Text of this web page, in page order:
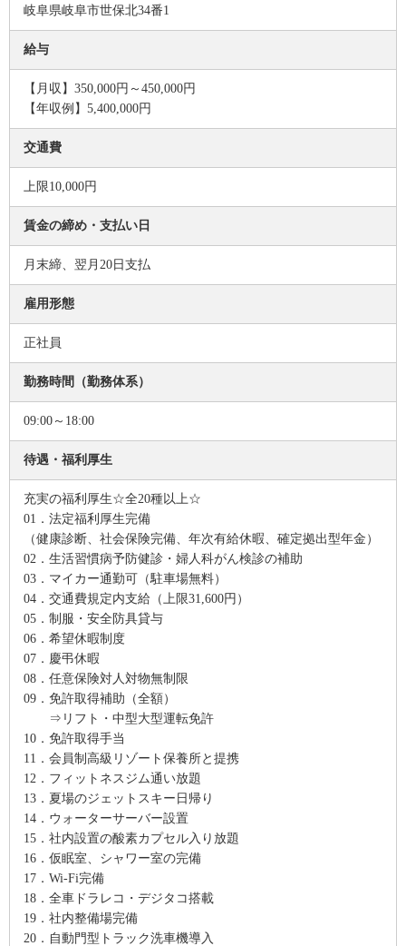
岐阜県岐阜市世保北34番1
給与
【月収】350,000円～450,000円
【年収例】5,400,000円
交通費
上限10,000円
賃金の締め・支払い日
月末締、翌月20日支払
雇用形態
正社員
勤務時間（勤務体系）
09:00～18:00
待遇・福利厚生
充実の福利厚生☆全20種以上☆
01．法定福利厚生完備
（健康診断、社会保険完備、年次有給休暇、確定拠出型年金）
02．生活習慣病予防健診・婦人科がん検診の補助
03．マイカー通勤可（駐車場無料）
04．交通費規定内支給（上限31,600円）
05．制服・安全防具貸与
06．希望休暇制度
07．慶弔休暇
08．任意保険対人対物無制限
09．免許取得補助（全額）
⇒リフト・中型大型運転免許
10．免許取得手当
11．会員制高級リゾート保養所と提携
12．フィットネスジム通い放題
13．夏場のジェットスキー日帰り
14．ウォーターサーバー設置
15．社内設置の酸素カプセル入り放題
16．仮眠室、シャワー室の完備
17．Wi-Fi完備
18．全車ドラレコ・デジタコ搭載
19．社内整備場完備
20．自動門型トラック洗車機導入